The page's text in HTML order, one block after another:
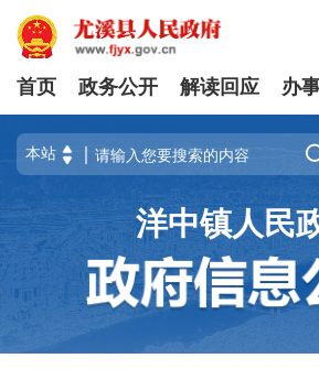
首页 政务公开 解读回应 办
洋中镇人民